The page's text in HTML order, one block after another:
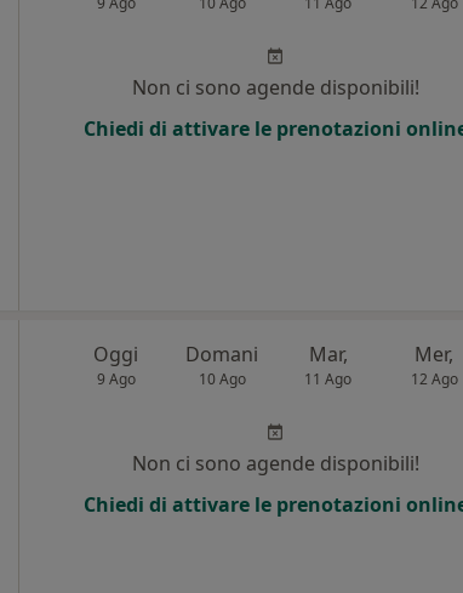
Non ci sono agende disponibili!
Chiedi di attivare le prenotazioni
Oggi
9 Ago
Domani
10 Ago
Mar,
11 Ago
Mer,
12 Ago
Non ci sono agende disponibili!
Chiedi di attivare le prenotazioni